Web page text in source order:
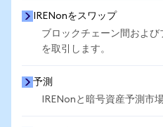
IRENonをスワップ
ブロックチェーン間およ
を取引します。
予測
IRENonと暗号資産予測市